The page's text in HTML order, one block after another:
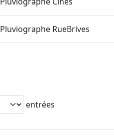
Pluviographe RueBrives
entrées